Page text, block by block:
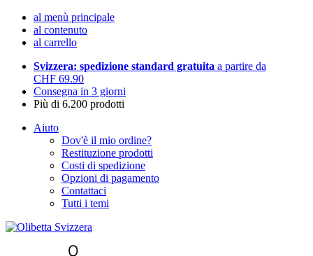
al menù principale
al contenuto
al carrello
Svizzera: spedizione standard gratuita a partire da
CHF 69.90
Consegna in 3 giorni
Più di 6.200 prodotti
Aiuto
Dov'è il mio ordine?
Restituzione prodotti
Costi di spedizione
Opzioni di pagamento
Contattaci
Tutti i temi